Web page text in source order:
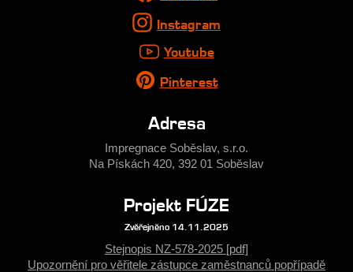
Instagram
Youtube
Pinterest
Adresa
Impregnace Soběslav, s.r.o.
Na Pískách 420, 392 01 Soběslav
Projekt FÚZE
Zvěřejněno 14.11.2025
Stejnopis NZ-578-2025 [pdf]
Upozornění pro věřitele zástupce zaměstnanců popřípadě